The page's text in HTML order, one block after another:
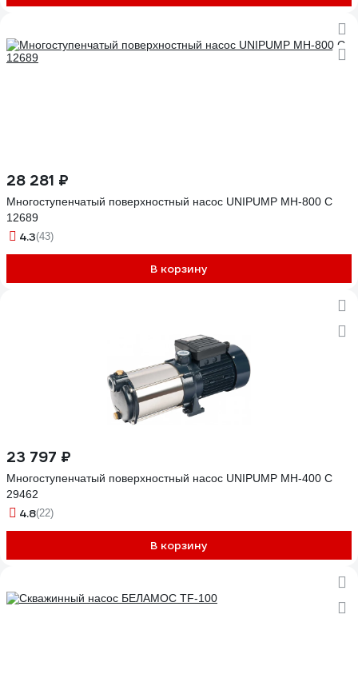
28 281 ₽
Многоступенчатый поверхностный насос UNIPUMP МН-800 С
12689
4.3(43)
В корзину
23 797 ₽
Многоступенчатый поверхностный насос UNIPUMP МН-400 С
29462
4.8(22)
В корзину